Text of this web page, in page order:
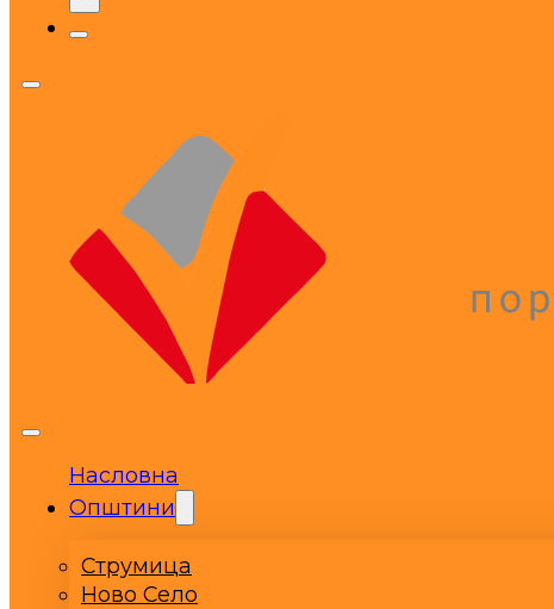
Насловна
Општини
Струмица
Ново Село